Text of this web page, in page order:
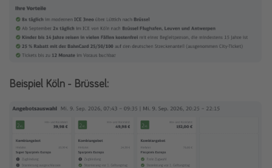
Beispiel Köln - Brüssel: